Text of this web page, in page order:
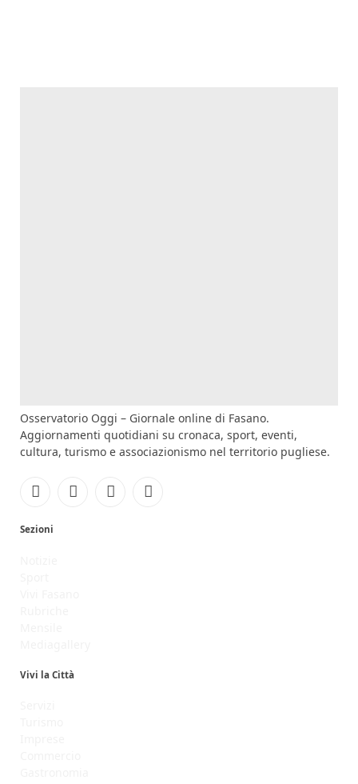
Osservatorio Oggi – Giornale online di Fasano.
Aggiornamenti quotidiani su cronaca, sport, eventi,
cultura, turismo e associazionismo nel territorio pugliese.
FacebookInstagramYouTubeRSS
Sezioni
Vivi la Città